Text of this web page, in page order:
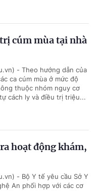
cúm mùa tại nhà
- Theo hướng dẫn của
ca cúm mùa ở mức độ
thuộc nhóm nguy cơ
cách ly và điều trị triệu...
hoạt động khám,
- Bộ Y tế yêu cầu Sở Y
An phối hợp với các cơ